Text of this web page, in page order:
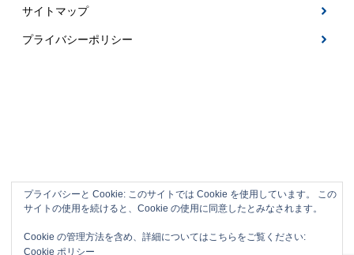
サイトマップ
プライバシーポリシー
伊賀市の整体＆フットケアサロン｜なごみ
整体
プライバシーと Cookie: このサイトでは Cookie を使用しています。 この
サイトの使用を続けると、Cookie の使用に同意したとみなされます。
Cookie の管理方法を含め、詳細についてはこちらをご覧ください:
Cookie ポリシー